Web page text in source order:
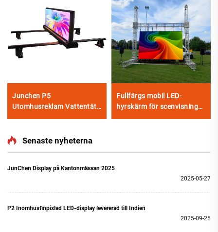
Junchen P5
Utomhusreklam Vattentät
Mobil reklamskärm för bilar
Fullfärgs mobil LED-
hyrskärm för scenvisning
Senaste nyheterna
JunChen Display på Kantonmässan 2025
2025-05-27
P2 Inomhusfinpixlad LED-display levererad till Indien
2025-09-25